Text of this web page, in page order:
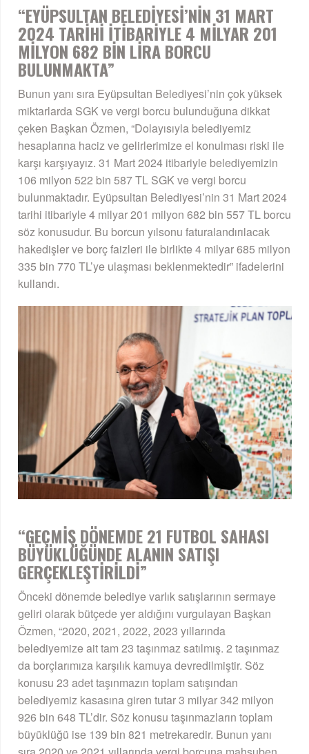
“EYÜPSULTAN BELEDİYESİ’NİN 31 MART
2024 TARİHİ İTİBARİYLE 4 MİLYAR 201
MİLYON 682 BİN LİRA BORCU
BULUNMAKTA”
Bunun yanı sıra Eyüpsultan Belediyesi’nin çok yüksek
miktarlarda SGK ve vergi borcu bulunduğuna dikkat
çeken Başkan Özmen, “Dolayısıyla belediyemiz
hesaplarına haciz ve gelirlerimize el konulması riski ile
karşı karşıyayız. 31 Mart 2024 itibariyle belediyemizin
106 milyon 522 bin 587 TL SGK ve vergi borcu
bulunmaktadır. Eyüpsultan Belediyesi’nin 31 Mart 2024
tarihi itibariyle 4 milyar 201 milyon 682 bin 557 TL borcu
söz konusudur. Bu borcun yılsonu faturalandırılacak
hakedişler ve borç faizleri ile birlikte 4 milyar 685 milyon
335 bin 770 TL’ye ulaşması beklenmektedir” ifadelerini
kullandı.
“GEÇMİŞ DÖNEMDE 21 FUTBOL SAHASI
BÜYÜKLÜĞÜNDE ALANIN SATIŞI
GERÇEKLEŞTİRİLDİ”
Önceki dönemde belediye varlık satışlarının sermaye
geliri olarak bütçede yer aldığını vurgulayan Başkan
Özmen, “2020, 2021, 2022, 2023 yıllarında
belediyemize ait tam 23 taşınmaz satılmış. 2 taşınmaz
da borçlarımıza karşılık kamuya devredilmiştir. Söz
konusu 23 adet taşınmazın toplam satışından
belediyemiz kasasına giren tutar 3 milyar 342 milyon
926 bin 648 TL’dir. Söz konusu taşınmazların toplam
büyüklüğü ise 139 bin 821 metrekaredir. Bunun yanı